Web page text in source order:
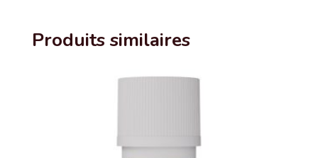
Produits similaires